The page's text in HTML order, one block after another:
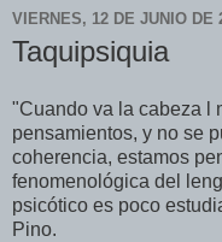
VIERNES, 12 DE JUNIO DE
Taquipsiquia
"Cuando va la cabeza l
pensamientos, y no se
coherencia, estamos
fenomenológica del
psicótico es poco
Pino.